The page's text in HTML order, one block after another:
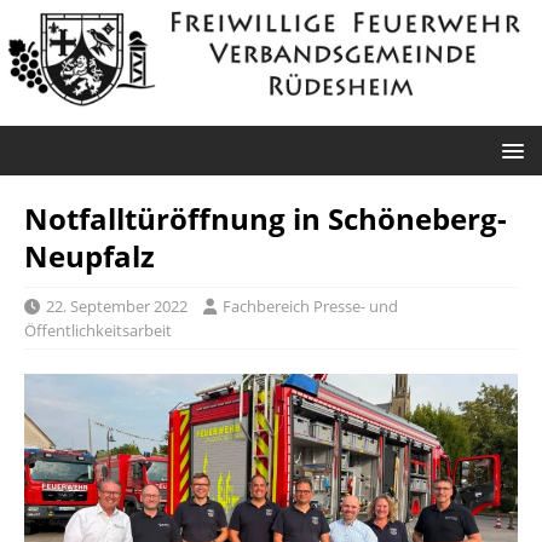
Notfalltüröffnung in Schöneberg-
Neupfalz
22. September 2022
Fachbereich Presse- und
Öffentlichkeitsarbeit